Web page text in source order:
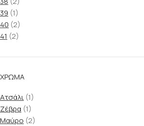
39 (1)
40 (2)
41 (2)
ΧΡΏΜΑ
Ατσάλι (1)
Ζέβρα (1)
Μαύρο (2)